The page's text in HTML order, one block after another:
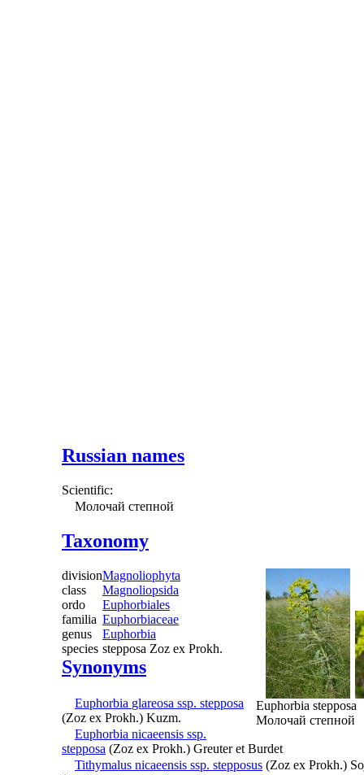
Russian names
Scientific:
Молочай степной
Taxonomy
Euphorbia stepposa
Молочай степной
divisionMagnoliophyta
class
Magnoliopsida
ordo
Euphorbiales
familia Euphorbiaceae
genus
Euphorbia
species stepposa Zoz ex Prokh.
Synonyms
Euphorbia glareosa ssp. stepposa
(Zoz ex Prokh.) Kuzm.
Euphorbia nicaeensis ssp.
stepposa (Zoz ex Prokh.) Greuter et Burdet
Tithymalus nicaeensis ssp. stepposus (Zoz ex Prokh.)